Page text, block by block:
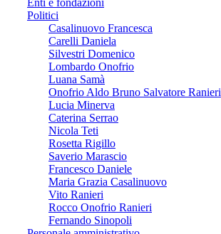
Politici
Casalinuovo Francesca
Carelli Daniela
Silvestri Domenico
Lombardo Onofrio
Luana Samà
Onofrio Aldo Bruno Salvatore Ranieri
Lucia Minerva
Caterina Serrao
Nicola Teti
Rosetta Rigillo
Saverio Marascio
Francesco Daniele
Maria Grazia Casalinuovo
Vito Ranieri
Rocco Onofrio Ranieri
Fernando Sinopoli